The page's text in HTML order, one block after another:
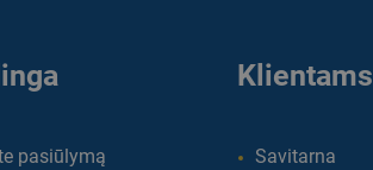
pasiūlymą
Klientams
Savitarna